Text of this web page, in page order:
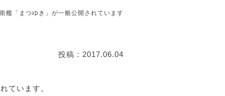
艦「まつゆき」が一般公開されています
投稿：2017.06.04
ています。